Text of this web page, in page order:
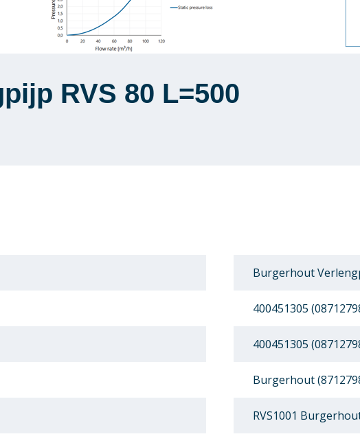
RVS 80 L=500
Burgerhout
400451305
400451305
Burgerhout
RVS1001